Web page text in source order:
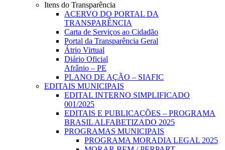
Itens do Transparência
ACERVO DO PORTAL DA
TRANSPARÊNCIA
Carta de Serviços ao Cidadão
Portal da Transparência Geral
Átrio Virtual
Diário Oficial
Afrânio – PE
PLANO DE AÇÃO – SIAFIC
EDITAIS MUNICIPAIS
EDITAL INTERNO SIMPLIFICADO
001/2025
EDITAIS E PUBLICAÇÕES – PROGRAMA
BRASIL ALFABETIZADO 2025
PROGRAMAS MUNICIPAIS
PROGRAMA MORADIA LEGAL 2025